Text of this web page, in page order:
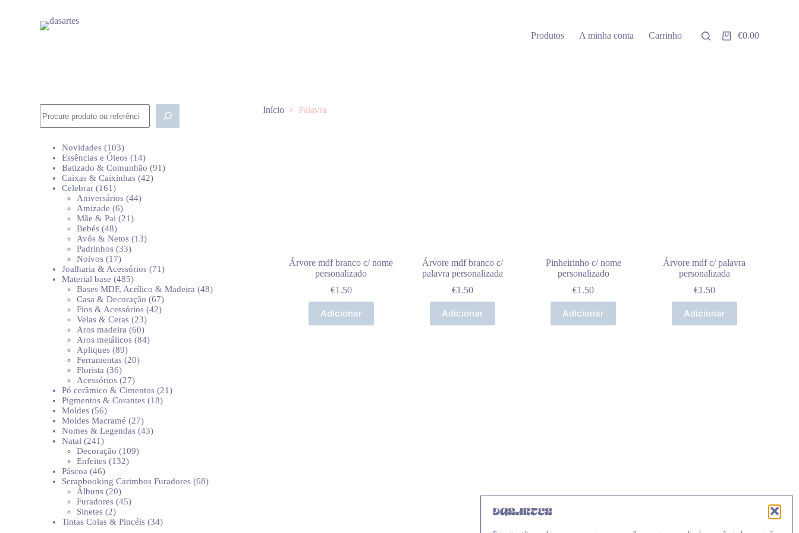
Produtos A minha conta Carrinho
Carrinho
€0.00
Início Palavra
Árvore mdf branco c/ nome
personalizado
€1.50
Adicionar
Árvore mdf branco c/
palavra personalizada
€1.50
Adicionar
Pinheirinho c/ nome
personalizado
€1.50
Adicionar
Árvore mdf c/ palavra
personalizada
€1.50
Adicionar
Novidades 103103
produtos
Essências e Óleos 1414
produtos
Batizado & Comunhão 9191
Caixas & Caixinhas 4242
Celebrar 161161
produtos
Aniversários 4444
Amizade 66
produtos
Mãe & Pai 2121
Bebés 4848
produtos
Avós & Netos 1313
Padrinhos 3333
Noivos 1717
produtos
Joalharia & Acessórios 7171
Material base 485485
produtos
Bases MDF, Acrílico & Madeira 4848
Casa & Decoração 6767
produtos
Fios & Acessórios 4242
Velas & Ceras 2323
produtos
Aros madeira 6060
produtos
Aros metálicos 8484
Apliques 8989
produtos
Ferramentas 2020
Florista 3636
produtos
Acessórios 2727
produtos
Pó cerâmico & Cimentos 2121
Pigmentos & Corantes 1818
Moldes 5656
produtos
Moldes Macramé 2727
produtos
Nomes & Legendas 4343
Natal 241241
produtos
Decoração 109109
Enfeites 132132
Páscoa 4646
produtos
Scrapbooking Carimbos Furadores 6868
Álbuns 2020
produtos
Furadores 4545
Sinetes 22
produtos
Tintas Colas & Pincéis 3434